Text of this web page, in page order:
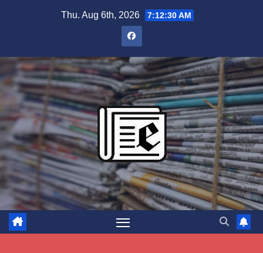
Thu. Aug 6th, 2026 7:12:30 AM